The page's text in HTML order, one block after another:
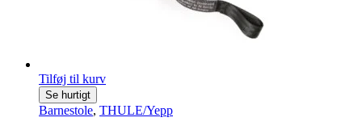
Tilføj til kurv
Se hurtigt
Barnestole, THULE/Yepp